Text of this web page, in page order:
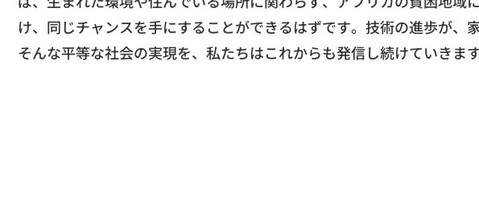
け、同じチャンスを手にすることができるはずです。 技術の進歩が、
そんな平等な社会の実現を、 私たちはこれからも発信し続けていきます